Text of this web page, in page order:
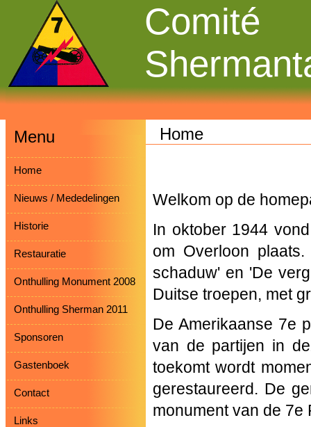
Comité
Menu
Home
Nieuws / Mededelingen
Historie
Restauratie
Onthulling Monument 2008
Onthulling Sherman 2011
Sponsoren
Gastenboek
Contact
Links
Welkom op de
In oktober 1944
om Overloon
schaduw' en 'De
Duitse troepen, met
De Amerikaanse 7e
van de partijen in
toekomt wordt
gerestaureerd. De
monument van de 7e
Home